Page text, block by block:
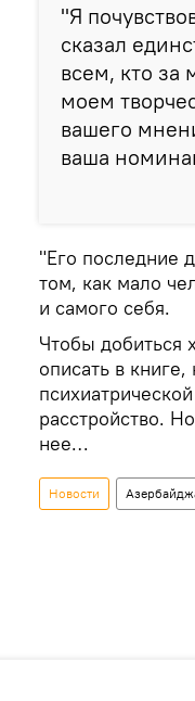
"Я
сказал
всем, кто за
моем
вашего
ваша
"Его последние
том, как мало
и самого себя.
Чтобы добиться
описать в
расстройство.
нее…
Новости